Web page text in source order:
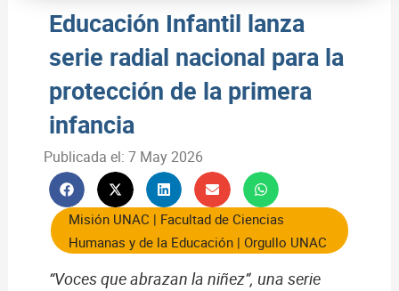
Educación Infantil lanza
serie radial nacional para la
protección de la primera
infancia
Publicada el: 7 May 2026
Misión UNAC | Facultad de Ciencias
Humanas y de la Educación| Orgullo UNAC
“Voces que abrazan la niñez”, una serie